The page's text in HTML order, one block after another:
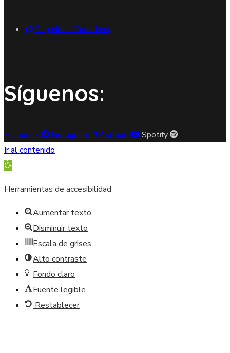
Seguridad Ciudadana
Síguenos:
Facebook Instagram Youtube
Spotify
Ir al contenido
Abrir barra de herramientas
Herramientas de accesibilidad
Aumentar texto
Disminuir texto
Escala de grises
Alto contraste
Fondo claro
Fuente legible
Restablecer